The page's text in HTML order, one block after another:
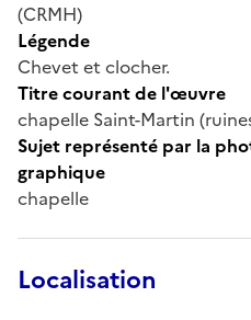
(CRMH)
Légende
Chevet et clocher.
Titre courant de l'œuvre
chapelle Saint-Martin
Sujet représenté par la
graphique
chapelle
Localisation